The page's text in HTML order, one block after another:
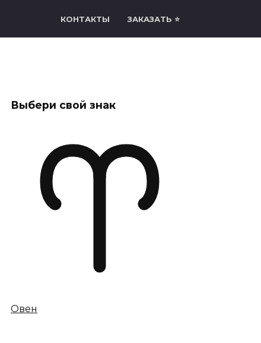
КОНТАКТЫ ЗАКАЗАТЬ ⭐
Выбери свой знак
Овен